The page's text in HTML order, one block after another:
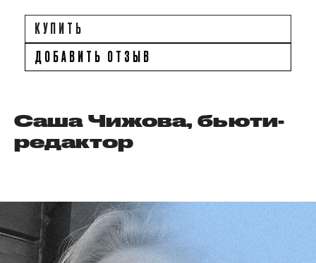
КУПИТЬ
ДОБАВИТЬ ОТЗЫВ
Саша Чижова, бьюти-
редактор